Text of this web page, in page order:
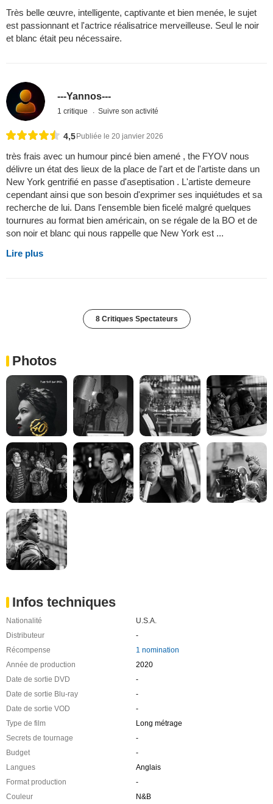
Très belle œuvre, intelligente, captivante et bien menée, le sujet
est passionnant et l'actrice réalisatrice merveilleuse. Seul le noir
et blanc était peu nécessaire.
---Yannos---
1 critique Suivre son activité
4,5 Publiée le 20 janvier 2026
très frais avec un humour pincé bien amené , the FYOV nous
délivre un état des lieux de la place de l'art et de l'artiste dans un
New York gentrifié en passe d'aseptisation . L'artiste demeure
cependant ainsi que son besoin d'exprimer ses inquiétudes et sa
recherche de lui. Dans l'ensemble bien ficelé malgré quelques
tournures au format bien américain, on se régale de la BO et de
son noir et blanc qui nous rappelle que New York est ...
Lire plus
8 Critiques Spectateurs
Photos
Infos techniques
Nationalité
U.S.A.
Distributeur
-
Récompense
1 nomination
Année de production
2020
Date de sortie DVD
-
Date de sortie Blu-ray
-
Date de sortie VOD
-
Type de film
Long métrage
Secrets de tournage
-
Budget
-
Langues
Anglais
Format production
-
Couleur
N&B